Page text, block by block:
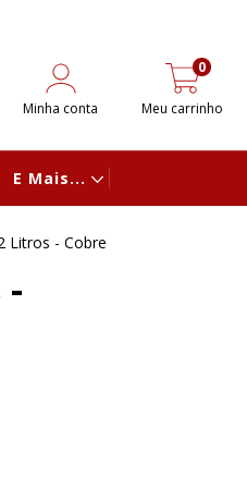
Minha conta Meu carrinho
0
E Mais...
Litros - Cobre